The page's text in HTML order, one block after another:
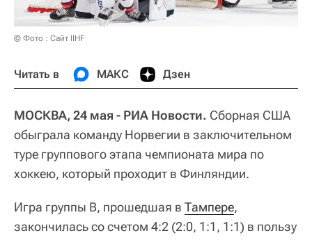
© Фото : Сайт IIHF
Читать в МАКС Дзен
МОСКВА, 24 мая - РИА Новости. Сборная США
обыграла команду Норвегии в заключительном
туре группового этапа чемпионата мира по
хоккею, который проходит в Финляндии.
Игра группы В, прошедшая в Тампере,
закончилась со счетом 4:2 (2:0, 1:1, 1:1) в пользу